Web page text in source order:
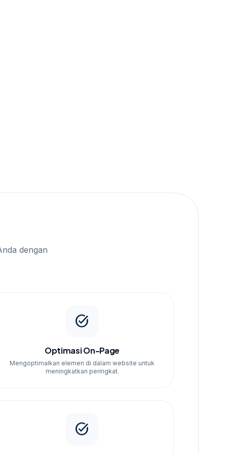
dengan
task_alt
Optimasi On-Page
Mengoptimalkan elemen di dalam website untuk
meningkatkan peringkat.
task_alt